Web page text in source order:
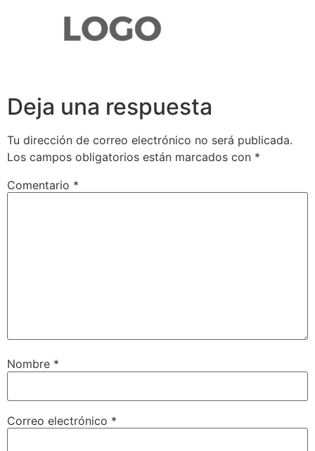
Deja una respuesta
Tu dirección de correo electrónico no será publicada.
Los campos obligatorios están marcados con *
Comentario *
Nombre *
Correo electrónico *